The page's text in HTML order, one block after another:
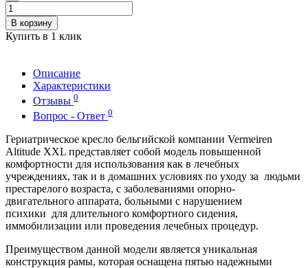
В корзину
Купить в 1 клик
Описание
Характеристики
Отзывы 0
Вопрос - Ответ 0
Гериатрическое кресло бельгийской компании Vermeiren
Altitude XXL представляет собой модель повышенной
комфортности для использования как в лечебных
учреждениях, так и в домашних условиях по уходу за людьми
престарелого возраста, с заболеваниями опорно-
двигательного аппарата, больными с нарушением
психики для длительного комфортного сидения,
иммобилизации или проведения лечебных процедур.
Преимуществом данной модели является уникальная
конструкция рамы, которая оснащена пятью надежными